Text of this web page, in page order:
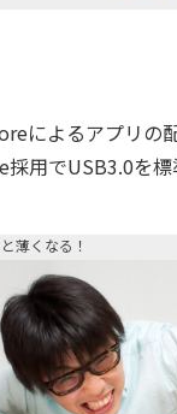
によるアプリの
用でUSB3.0を
薄くなる！